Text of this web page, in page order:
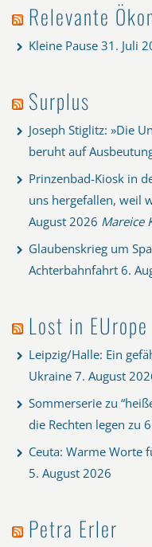
Relevante
Kleine Pause 31. Juli
Surplus
Joseph Stiglitz: »Die
beruht auf
Prinzenbad-Kiosk in
uns hergefallen, weil
August 2026 Mareice
Glaubenskrieg um
Achterbahnfahrt 6.
Lost in EUrope
Leipzig/Halle: Ein
Ukraine 7. August
Sommerserie zu
die Rechten legen zu
Ceuta: Warme Worte
5. August 2026
Petra Erler